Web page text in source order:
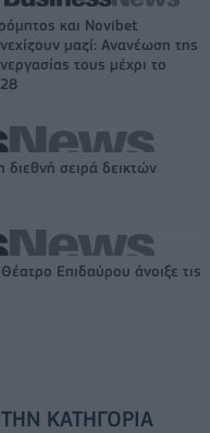
και Novibet
μαζί: Ανανέωση της
τους μέχρι το
διεθνή σειρά δεικτών
Επιδαύρου άνοιξε τις
ΚΑΤΗΓΟΡΊΑ